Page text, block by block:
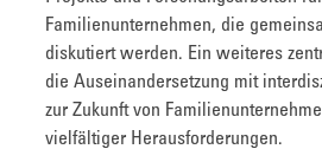
Familienunternehmen, die
diskutiert werden. Ein weiteres
die Auseinandersetzung mit
zur Zukunft von
vielfältiger Herausforderungen.